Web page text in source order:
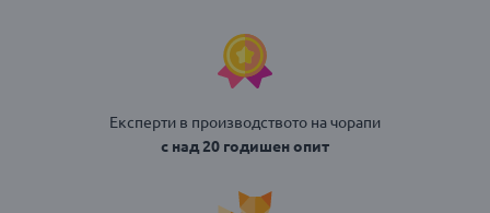
Експерти в производството на чорапи
с над 20 годишен опит